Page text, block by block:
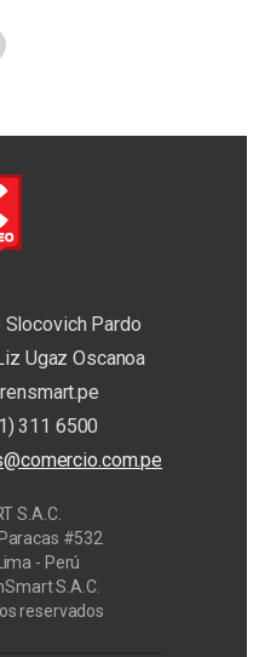
Slocovich Pardo
Ugaz Oscanoa
311 6500
S.A.C.
#532
- Perú
S.A.C.
reservados